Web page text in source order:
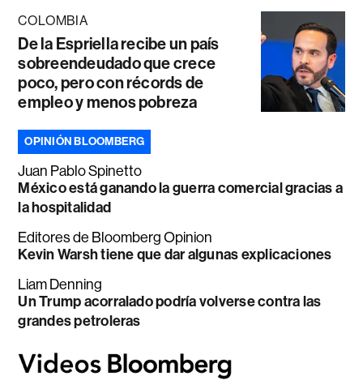
COLOMBIA
De la Espriella recibe un país
sobreendeudado que crece
poco, pero con récords de
empleo y menos pobreza
OPINIÓN BLOOMBERG
Juan Pablo Spinetto
México está ganando la guerra comercial gracias a
la hospitalidad
Editores de Bloomberg Opinion
Kevin Warsh tiene que dar algunas explicaciones
Liam Denning
Un Trump acorralado podría volverse contra las
grandes petroleras